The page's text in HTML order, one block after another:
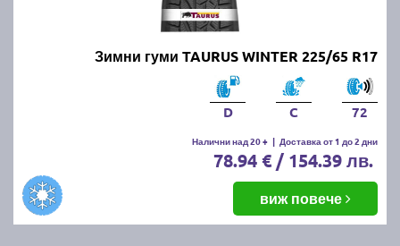
Зимни гуми TAURUS WINTER 225/65 R17
D C 72
Налични над 20 + | Доставка от 1 до 2 дни
78.94 € / 154.39 лв.
виж повече